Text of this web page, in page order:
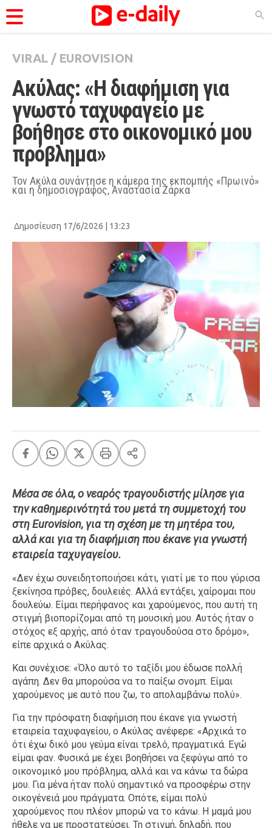
ΚΑΤΗΓΟΡΊΕΣ
Ειδήσεις
Θέματα
Videos
Podcasts
Viral
Life
City Guide
Eurovision
Summer
OMG LOL
A-List LGBTQI+
Xmas
LIFE
Food
Body+Mind
Ταξίδια
Style
Σπίτι
Family
Σχέσεις
Agenda
Επιλογές
VIRAL / EUROVISION
Ακύλας: «Η διαφήμιση για
γνωστό ταχυφαγείο με
βοήθησε στο οικονομικό μου
πρόβλημα»
Τον Ακύλα συνάντησε η κάμερα της εκπομπής «Πρωινό»
και η δημοσιογράφος, Αναστασία Ζάρκα
Δημοσίευση 17/6/2026 | 13:23
Μέσα σε όλα, ο νεαρός τραγουδιστής μίλησε για
την καθημερινότητά του μετά τη συμμετοχή του
στη Eurovision, για τη σχέση με τη μητέρα του,
αλλά και για τη διαφήμιση που έκανε για γνωστή
εταιρεία ταχυγαγείου.
«Δεν έχω συνειδητοποιήσει κάτι, γιατί με το που γύρισα
ξεκίνησα πρόβες, δουλειές. Αλλά εντάξει, χαίρομαι που
δουλεύω. Είμαι περήφανος και χαρούμενος, που αυτή τη
στιγμή βιοπορίζομαι από τη μουσική μου. Αυτός ήταν ο
στόχος εξ αρχής, από όταν τραγουδούσα στο δρόμο»,
είπε αρχικά ο Ακύλας.
Και συνέχισε: «Όλο αυτό το ταξίδι μου έδωσε πολλή
αγάπη. Δεν θα μπορούσα να το παίξω σνομπ. Είμαι
χαρούμενος με αυτό που ζω, το απολαμβάνω πολύ».
Για την πρόσφατη διαφήμιση που έκανε για γνωστή
εταιρεία ταχυφαγείου, ο Ακύλας ανέφερε: «Αρχικά το
ότι έχω δικό μου γεύμα είναι τρελό, πραγματικά. Εγώ
είμαι φαν. Φυσικά με έχει βοηθήσει να ξεφύγω από το
οικονομικό μου πρόβλημα, αλλά και να κάνω τα δώρα
μου. Για μένα ήταν πολύ σημαντικό να προσφέρω στην
οικογένειά μου πράγματα. Οπότε, είμαι πολύ
χαρούμενος που πλέον μπορώ να το κάνω. Η μαμά μου
ήθελε να με προστατεύσει. Τη στιγμή, δηλαδή, που